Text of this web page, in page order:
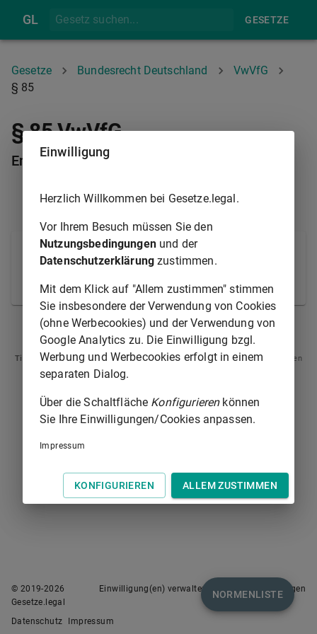
GL GESETZE
Gesetze Bundesrecht Deutschland
VwVfG
§ 85
§ 85 VwVfG
Entschädigung
Der ehrenamtlich Tätige hat Anspruch auf Ersatz
seiner notwendigen Auslagen und seines
Verdienstausfalls.
§ 84 § 86
Tipp
: Swipen Sie auf dem Bildschirm links oder rechts zur Navigation zwischen
NORMENLISTE
© 2019-2026
Gesetze.legal
Einwilligung(en) verwalten Nutzungsbedingungen
Datenschutz Impressum
Einwilligung
Herzlich Willkommen bei Gesetze.legal.
Vor Ihrem Besuch müssen Sie den
Nutzungsbedingungenund der
Datenschutzerklärung zustimmen.
Mit dem Klick auf "Allem zustimmen" stimmen
Sie insbesondere der Verwendung von Cookies
(ohne Werbecookies) und der Verwendung von
Google Analytics zu. Die Einwilligung bzgl.
Werbung und Werbecookies erfolgt in einem
separaten Dialog.
Über die Schaltfläche Konfigurierenkönnen
Sie Ihre Einwilligungen/Cookies anpassen.
Impressum
KONFIGURIEREN ALLEM ZUSTIMMEN